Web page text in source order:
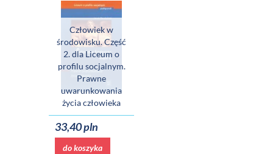
Człowiek w
środowisku. Część
2. dla Liceum o
profilu socjalnym.
Prawne
uwarunkowania
życia człowieka
33,40 pln
do koszyka